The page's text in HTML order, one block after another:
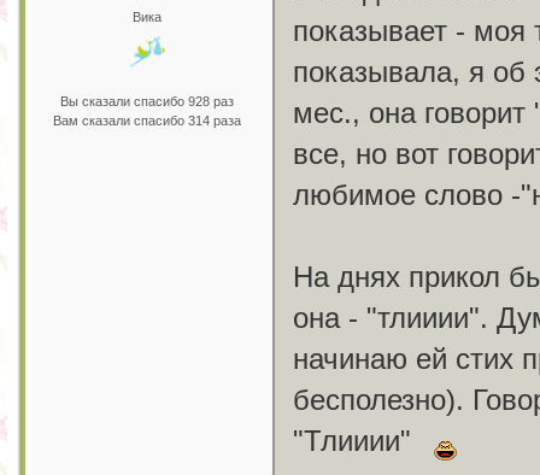
Вика
Вы сказали спасибо 928 раз
Вам сказали спасибо 314 раза
показывает - моя
показывала, я об
мес., она говорит
все, но вот
любимое слово -
На днях прикол
она - "тлииии".
начинаю ей стих
бесполезно).
"Тлииии"